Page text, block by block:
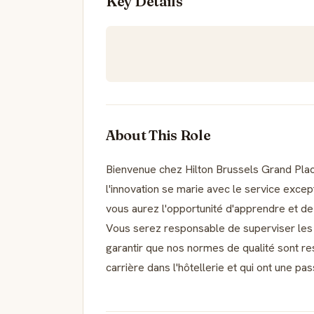
About This Role
Bienvenue chez Hilton Brussels Grand
l'innovation se marie avec le service
vous aurez l'opportunité d'apprendre et
Vous serez responsable de superviser
garantir que nos normes de qualité sont
carrière dans l'hôtellerie et qui ont une